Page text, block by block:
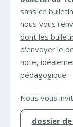
sans ce
nous vous
dont les
d'envoyer le
note,
pédagogique.
Nous vous
dossier